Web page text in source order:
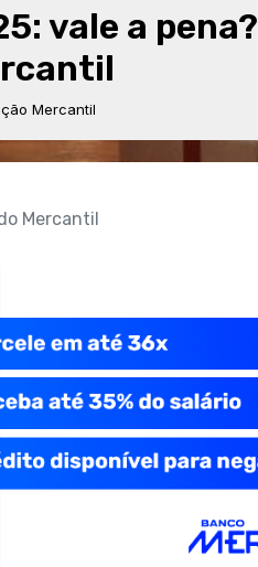
vale a pena?
Mercantil
Mercantil